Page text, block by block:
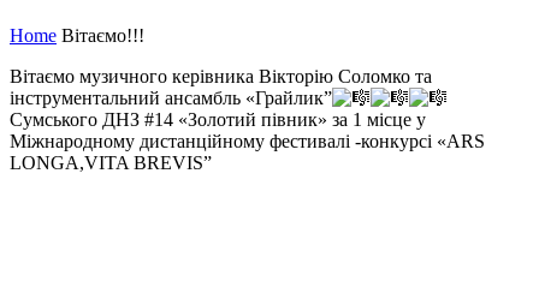
Home Вітаємо!!!
Вітаємо музичного керівника Вікторію Соломко та
інструментальний ансамбль «Грайлик”
Сумського ДНЗ #14 «Золотий півник» за 1 місце у
Міжнародному дистанційному фестивалі -конкурсі «ARS
LONGA,VITA BREVIS”